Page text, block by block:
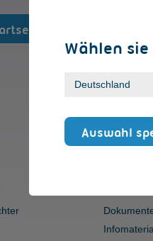
Wählen
Auswahl